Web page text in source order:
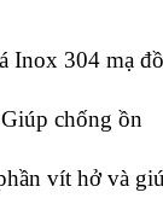
Inox 304 mạ
chống ồn
vít hở và